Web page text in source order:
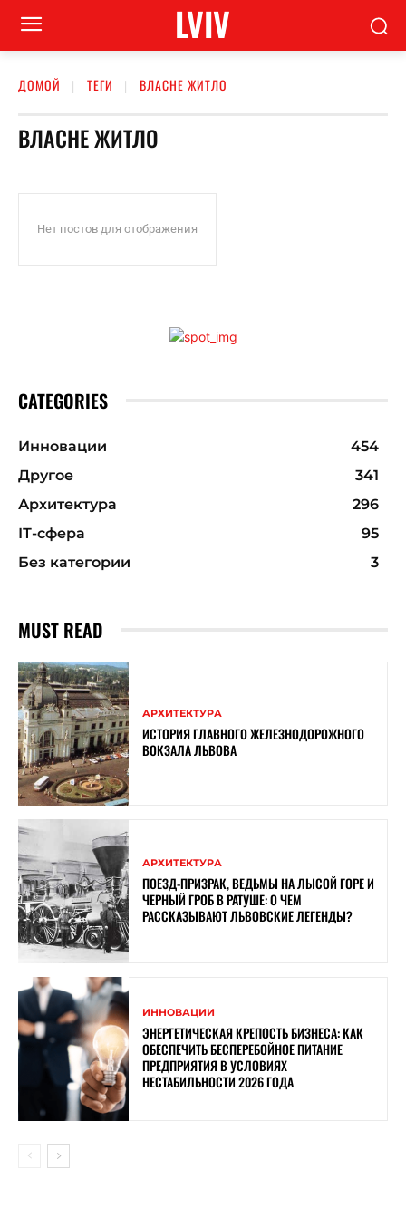
LVIV
ДОМОЙ ТЕГИ ВЛАСНЕ ЖИТЛО
ВЛАСНЕ ЖИТЛО
Нет постов для отображения
CATEGORIES
Инновации
454
Другое
341
Архитектура
296
ІТ-сфера
95
Без категории
3
MUST READ
АРХИТЕКТУРА
ИСТОРИЯ ГЛАВНОГО ЖЕЛЕЗНОДОРОЖНОГО
ВОКЗАЛА ЛЬВОВА
АРХИТЕКТУРА
ПОЕЗД-ПРИЗРАК, ВЕДЬМЫ НА ЛЫСОЙ ГОРЕ И
ЧЕРНЫЙ ГРОБ В РАТУШЕ: О ЧЕМ
РАССКАЗЫВАЮТ ЛЬВОВСКИЕ ЛЕГЕНДЫ?
ИННОВАЦИИ
ЭНЕРГЕТИЧЕСКАЯ КРЕПОСТЬ БИЗНЕСА: КАК
ОБЕСПЕЧИТЬ БЕСПЕРЕБОЙНОЕ ПИТАНИЕ
ПРЕДПРИЯТИЯ В УСЛОВИЯХ
НЕСТАБИЛЬНОСТИ 2026 ГОДА